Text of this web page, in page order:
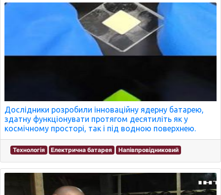
Дослідники розробили інноваційну ядерну батарею,
здатну функціонувати протягом десятиліть як у
космічному просторі, так і під водною поверхнею.
Технологія Електрична батарея Напівпровідниковий